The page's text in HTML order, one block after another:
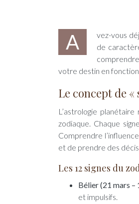
Avez-vous déjà ressenti une inexplicable attirance pour certaines personnes ou situations ? Avez-vous des traits
de
votre destin en
Le concept de
L’astrologie
zodiaque. Chaque
Comprendre
et de prendre des
Les 12 signes du
Bélier (21 mars –
et impulsifs.